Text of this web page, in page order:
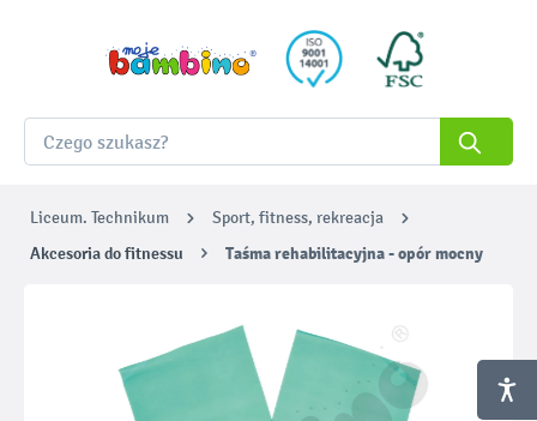
Liceum. Technikum Sport, fitness, rekreacja
Akcesoria do fitnessu Taśma rehabilitacyjna - opór mocny